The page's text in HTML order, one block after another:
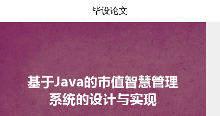
毕设论文